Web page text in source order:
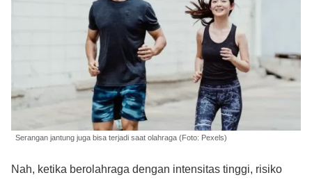
Serangan jantung juga bisa terjadi saat olahraga (Foto: Pexels)
Nah, ketika berolahraga dengan intensitas tinggi, risiko